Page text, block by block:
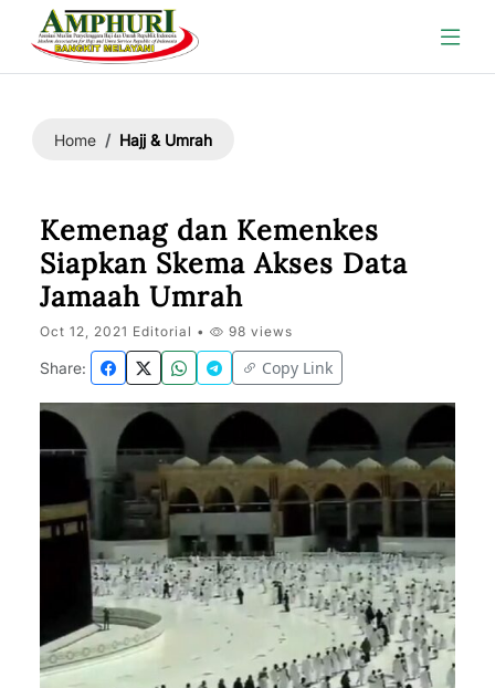
Home Hajj & Umrah
Kemenag dan Kemenkes
Siapkan Skema Akses Data
Jamaah Umrah
Oct 12, 2021 Editorial • 98 views
Share: Copy Link